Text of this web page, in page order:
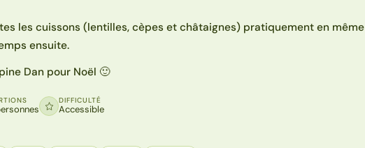
les cuissons (lentilles, cèpes et châtaignes) pratiquement en même
ensuite.
Dan pour Noël 🙂
DIFFICULTÉ
Accessible